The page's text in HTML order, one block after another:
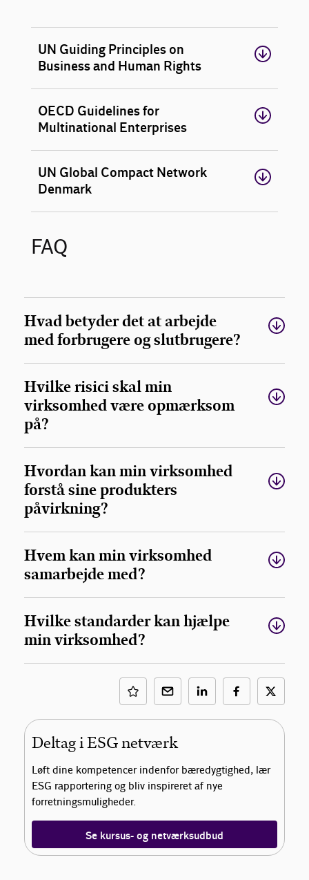
UN Guiding Principles on
Business and Human Rights
OECD Guidelines for
Multinational Enterprises
UN Global Compact Network
Denmark
FAQ
Hvad betyder det at arbejde
med forbrugere og slutbrugere?
Hvilke risici skal min
virksomhed være opmærksom
på?
Hvordan kan min virksomhed
forstå sine produkters
påvirkning?
Hvem kan min virksomhed
samarbejde med?
Hvilke standarder kan hjælpe
min virksomhed?
Deltag i ESG netværk
Løft dine kompetencer indenfor bæredygtighed, lær
ESG rapportering og bliv inspireret af nye
forretningsmuligheder.
Se kursus- og netværksudbud